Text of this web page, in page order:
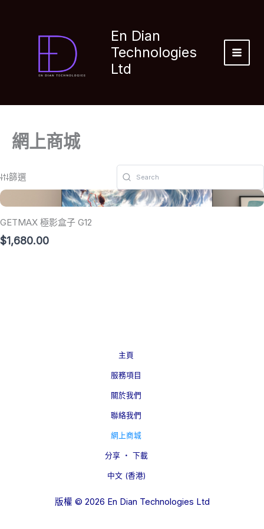
En Dian
Technologies
Ltd
網上商城
篩選
GETMAX 極影盒子 G12
$1,680.00
主頁
服務項目
關於我們
聯絡我們
網上商城
分享 ‧ 下載
中文 (香港)
版權 © 2026 En Dian Technologies Ltd